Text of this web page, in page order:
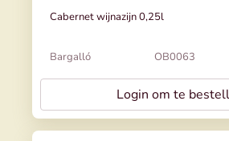
Cabernet wijnazijn 0,25l
Bargalló OB0063
Login om te